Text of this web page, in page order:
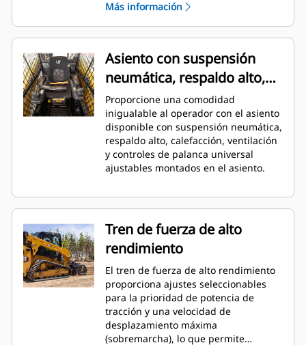
única proporciona un espacio de
trabajo limpio y tranquilo con una
excelente distribución de aire a través
de las ventilaciones ubicadas
estratégicamente en toda la cabina.
Más información
Asiento con suspensión
neumática, respaldo alto,
calefacción y ventilación
Proporcione una comodidad
inigualable al operador con el asiento
disponible con suspensión neumática,
respaldo alto, calefacción, ventilación
y controles de palanca universal
ajustables montados en el asiento.
Tren de fuerza de alto
rendimiento
El tren de fuerza de alto rendimiento
proporciona ajustes seleccionables
para la prioridad de potencia de
tracción y una velocidad de
desplazamiento máxima
(sobremarcha), lo que permite